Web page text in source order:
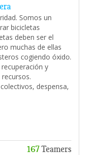
Somos un
bicicletas
deben ser el
muchas de ellas
cogiendo óxido.
y
despensa,
167Teamers